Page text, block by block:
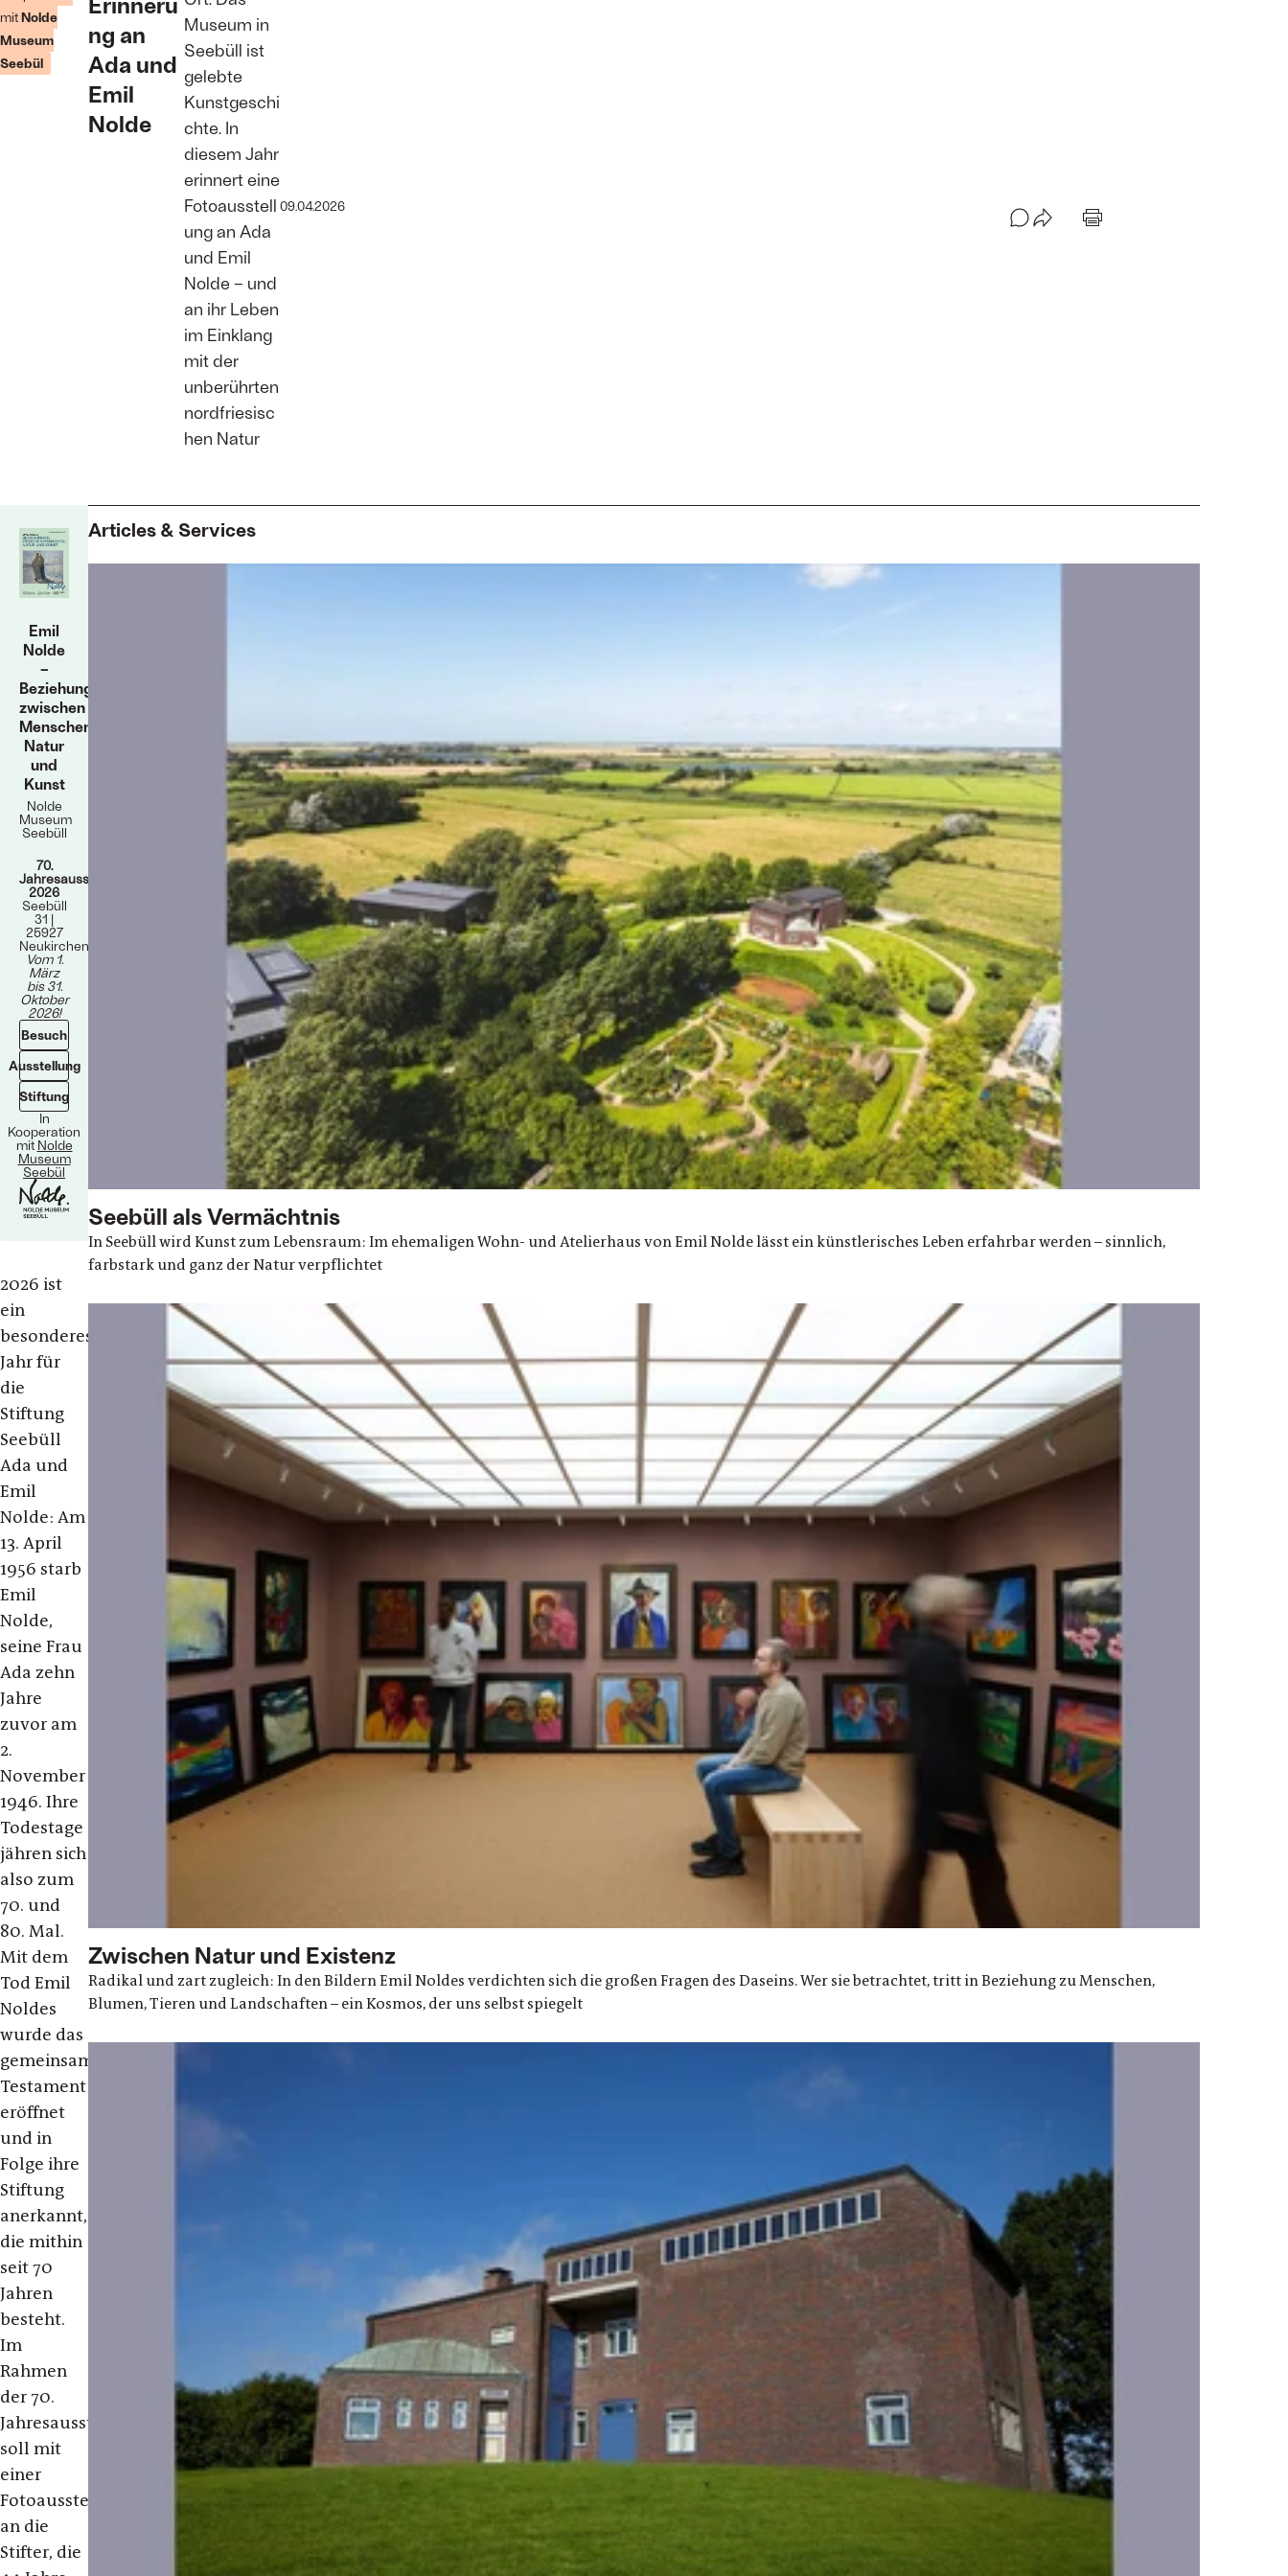
mitNolde
Museum
Seebül
ng an
Ada und
Emil
Nolde
Museum in
Seebüll ist
gelebte
Kunstgeschi
chte. In
diesem Jahr
erinnert eine
Fotoausstell
ung an Ada
und Emil
Nolde – und
an ihr Leben
im Einklang
mit der
unberührten
nordfriesisc
hen Natur
09.04.2026
Stiftung
Seebüll
Emil
Nolde
–
Beziehungen
zwischen
Menschen,
Natur
und
Kunst
Nolde
Museum
Seebüll
70.
Jahresausstellung
2026
Seebüll
31 |
25927
Neukirchen
Vom 1.
März
bis 31.
Oktober
2026!
Besuch
Ausstellung
Stiftung
In
Kooperation
mit Nolde
Museum
Seebül
2026 ist
ein
besonderes
Jahr für
die
Stiftung
Seebüll
Ada und
Emil
Nolde: Am
13. April
1956 starb
Emil
Nolde,
seine Frau
Ada zehn
Jahre
zuvor am
2.
November
1946. Ihre
Todestage
jähren sich
also zum
70. und
80. Mal.
Mit dem
Tod Emil
Noldes
wurde das
gemeinsame
Testament
eröffnet
und in
Folge ihre
Stiftung
anerkannt,
die mithin
seit 70
Jahren
besteht.
Im
Rahmen
der 70.
Jahresausstellung
soll mit
einer
Fotoausstellung
an die
Stifter, die
Articles & Services
Seebüll als Vermächtnis
In Seebüll wird Kunst zum Lebensraum: Im ehemaligen Wohn- und Atelierhaus von Emil Nolde lässt ein künstlerisches Leben erfahrbar werden – sinnlich,
farbstark und ganz der Natur verpflichtet
Zwischen Natur und Existenz
Radikal und zart zugleich: In den Bildern Emil Noldes verdichten sich die großen Fragen des Daseins. Wer sie betrachtet, tritt in Beziehung zu Menschen,
Blumen, Tieren und Landschaften – ein Kosmos, der uns selbst spiegelt